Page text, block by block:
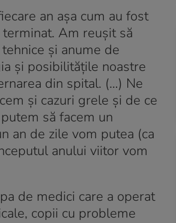
an așa cum au fost
Am reușit să
și anume de
și posibilitățile noastre
din spital. (…) Ne
și cazuri grele și de ce
să facem un
an de zile vom putea (ca
anului viitor vom
de medici care a operat
copii cu probleme